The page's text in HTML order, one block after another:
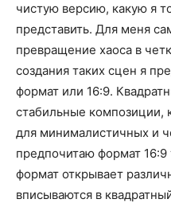
чистую версию, какую я
представить. Для меня
превращение хаоса в
создания таких сцен я
формат или 16:9.
стабильные композиции,
для минималистичных и
предпочитаю формат 16:9
формат открывает
вписываются в